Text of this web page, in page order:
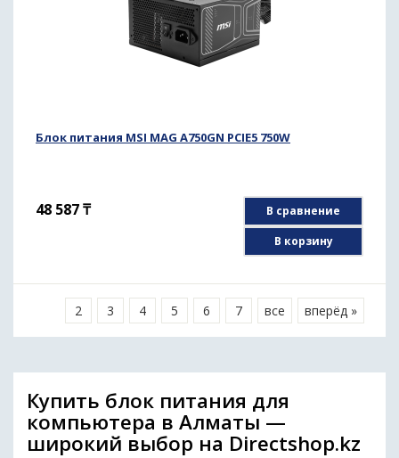
Блок питания MSI MAG A750GN PCIE5 750W
48 587₸
В сравнение
В корзину
2 3 4 5 6 7 все вперёд »
Купить блок питания для
компьютера в Алматы —
широкий выбор на Directshop.kz